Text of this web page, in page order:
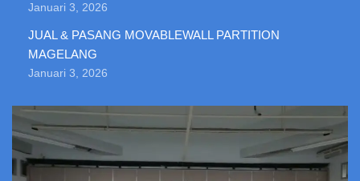
Januari 3, 2026
JUAL & PASANG MOVABLEWALL PARTITION
MAGELANG
Januari 3, 2026